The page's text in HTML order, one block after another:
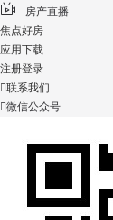

房产直播
焦点好房
应用下载
注册登录
联系我们
微信公众号